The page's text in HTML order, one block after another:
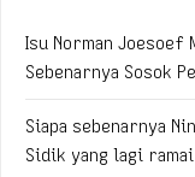
Isu Norman Joesoef
Sebenarnya Sosok
Siapa sebenarnya
Sidik yang lagi